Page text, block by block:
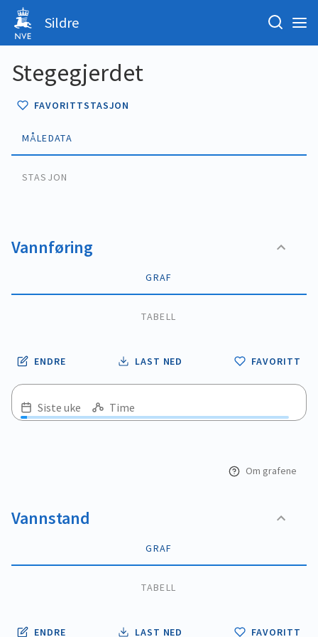
Sildre
Stegegjerdet
FAVORITTSTASJON
MÅLEDATA
STASJON
Vannføring
GRAF
TABELL
ENDRE LAST NED FAVORITT
Siste uke Time
Om grafene
Vannstand
GRAF
TABELL
ENDRE LAST NED FAVORITT